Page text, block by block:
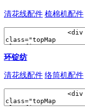
清花线配件 梳棉机配件
环锭纺
清花线配件 络筒机配件